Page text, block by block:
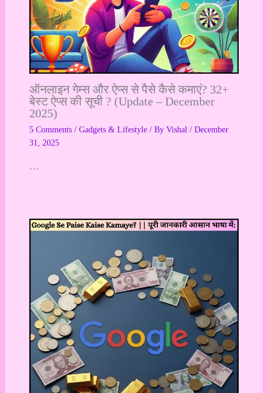
ऑनलाइन गेम्स और ऐप्स से पैसे कैसे कमाएं? 32+
बेस्ट ऐप्स की सूची ? (Update – December
2025)
5 Comments / Gadgets & Lifestyle/ By Vishal / December
31, 2025
…